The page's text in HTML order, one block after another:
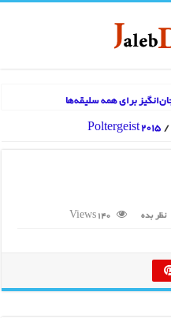
/
نظر بده 140 Views